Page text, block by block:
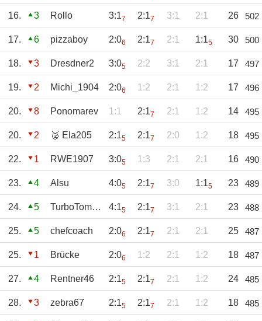
16. 3 Rollo 3:17 2:17 3:1 2:1 26 502
17. 6 pizzaboy 2:06 2:17 2:1 1:15 30 500
18. 3 Dresdner2 3:05 2:2 3:1 2:1 17 497
19. 2 Michi_1904 2:06 1:2 2:1 1:2 17 496
20. 8 Ponomarev 1:1 2:17 2:1 1:2 14 495
20. 2 🥈 Ela205 2:15 2:17 2:0 1:2 18 495
22. 1 RWE1907 3:05 1:3 2:1 2:1 16 490
23. 4 Alsu 4:05 2:17 3:0 1:15 23 489
24. 5 TurboTommy 4:15 2:17 3:1 2:1 23 488
25. 5 chefcoach 2:06 2:17 2:1 2:1 25 487
25. 1 Brücke 2:06 1:2 2:1 1:2 18 487
27. 4 Rentner46 2:15 2:17 2:1 1:2 24 485
28. 3 zebra67 2:15 2:17 2:1 1:2 18 485